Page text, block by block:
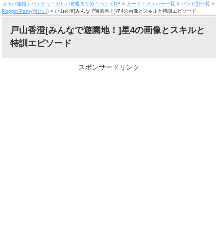
ガルパ速報｜バンドリ！ガルパ攻略まとめイベントDB > カード・メンバー一覧 > バンド別一覧 >
Poppin`Party(ポピパ) > 戸山香澄[みんなで遊園地！]星4の画像とスキルと特訓エピソード
戸山香澄[みんなで遊園地！]星4の画像とスキルと
特訓エピソード
スポンサードリンク